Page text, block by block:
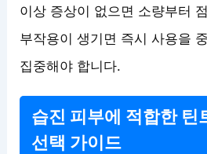
이상 증상이 없으면 소량부터
부작용이 생기면 즉시 사용을
집중해야 합니다.
습진 피부에 적합한 틴
선택 가이드